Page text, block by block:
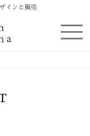
インと販売